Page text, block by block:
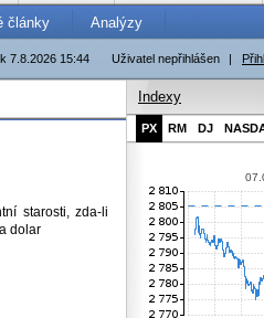
články Analýzy
Uživatel nepřihlášen |
7.8.2026 15:44
starosti, zda-li
dolar
Indexy
PX RM DJ